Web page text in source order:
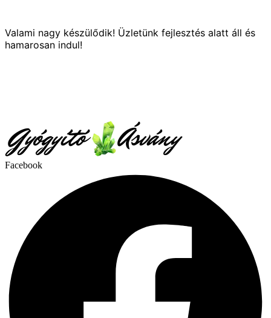
Valami nagy készülődik! Üzletünk fejlesztés alatt áll és
hamarosan indul!
Facebook